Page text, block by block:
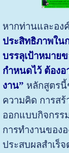
หากท่านและอง
ประสิทธิภาพใน
บรรลุเป้าหมาย
กำหนดไว้ ต้องอ
งาน” หลักสูตรนี้
ความคิด การสร้
ออกแบบกิจกรร
การทำงานของอ
ประสบผลสำเร็จ